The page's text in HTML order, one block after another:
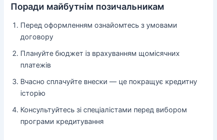
Поради майбутнім позичальникам
Перед оформленням ознайомтесь з умовами
договору
Плануйте бюджет із врахуванням щомісячних
платежів
Вчасно сплачуйте внески — це покращує кредитну
історію
Консультуйтесь зі спеціалістами перед вибором
програми кредитування